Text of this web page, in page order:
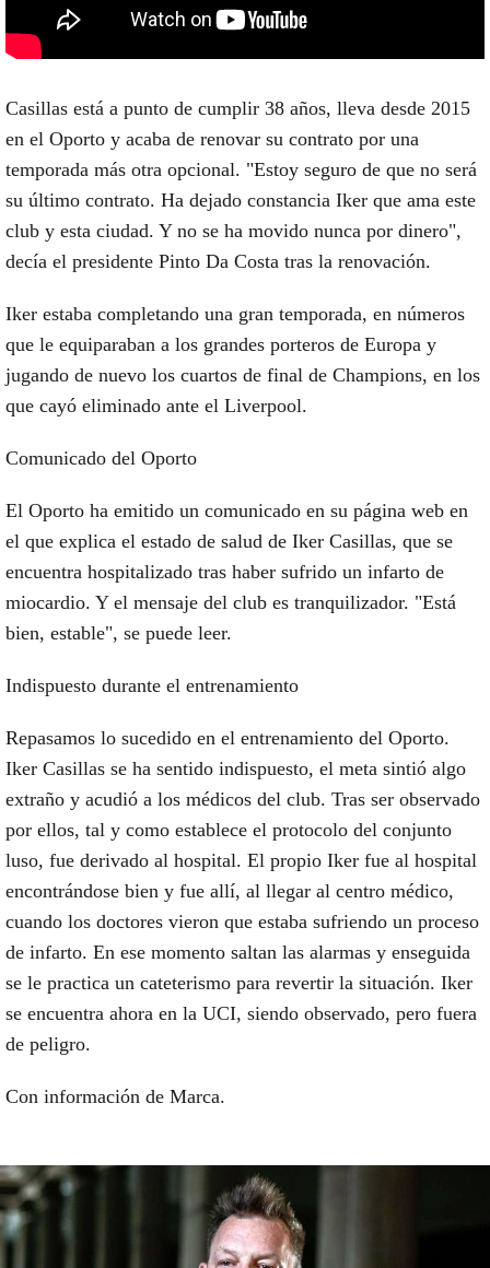
Casillas está a punto de cumplir 38 años, lleva desde 2015
en el Oporto y acaba de renovar su contrato por una
temporada más otra opcional. "Estoy seguro de que no será
su último contrato. Ha dejado constancia Iker que ama este
club y esta ciudad. Y no se ha movido nunca por dinero",
decía el presidente Pinto Da Costa tras la renovación.
Iker estaba completando una gran temporada, en números
que le equiparaban a los grandes porteros de Europa y
jugando de nuevo los cuartos de final de Champions, en los
que cayó eliminado ante el Liverpool.
Comunicado del Oporto
El Oporto ha emitido un comunicado en su página web en
el que explica el estado de salud de Iker Casillas, que se
encuentra hospitalizado tras haber sufrido un infarto de
miocardio. Y el mensaje del club es tranquilizador. "Está
bien, estable", se puede leer.
Indispuesto durante el entrenamiento
Repasamos lo sucedido en el entrenamiento del Oporto.
Iker Casillas se ha sentido indispuesto, el meta sintió algo
extraño y acudió a los médicos del club. Tras ser observado
por ellos, tal y como establece el protocolo del conjunto
luso, fue derivado al hospital. El propio Iker fue al hospital
encontrándose bien y fue allí, al llegar al centro médico,
cuando los doctores vieron que estaba sufriendo un proceso
de infarto. En ese momento saltan las alarmas y enseguida
se le practica un cateterismo para revertir la situación. Iker
se encuentra ahora en la UCI, siendo observado, pero fuera
de peligro.
Con información de Marca.